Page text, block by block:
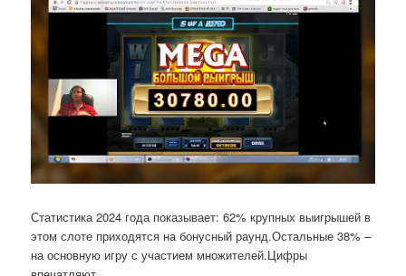
Статистика 2024 года показывает: 62% крупных выигрышей в
этом слоте приходятся на бонусный раунд.Остальные 38% –
на основную игру с участием множителей.Цифры